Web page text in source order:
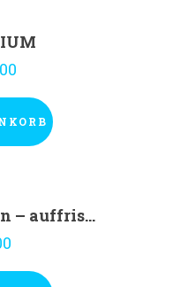
– auffrischen